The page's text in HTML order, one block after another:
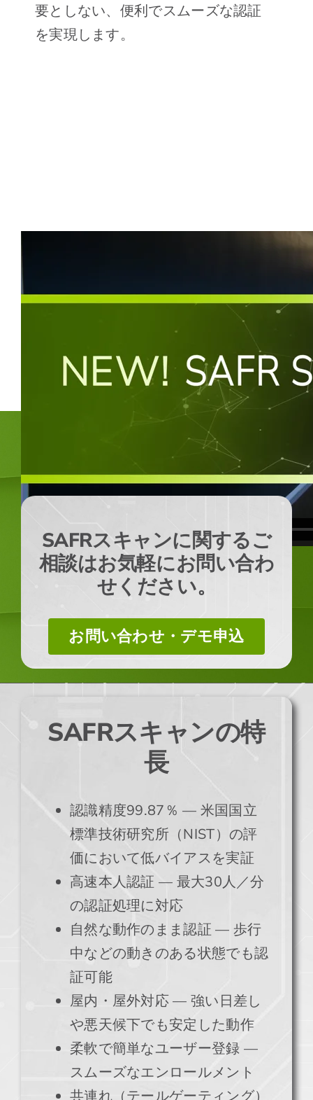
要としない、便利でスムーズな認証
を実現します。
SAFRスキャンに関するご
相談はお気軽にお問い合わ
せください。
お問い合わせ・デモ申込
SAFRスキャンの特
長
認識精度99.87％ — 米国国立
標準技術研究所（NIST）の評
価において低バイアスを実証
高速本人認証 — 最大30人／分
の認証処理に対応
自然な動作のまま認証 — 歩行
中などの動きのある状態でも認
証可能
屋内・屋外対応 — 強い日差し
や悪天候下でも安定した動作
柔軟で簡単なユーザー登録 —
スムーズなエンロールメント
共連れ（テールゲーティング）